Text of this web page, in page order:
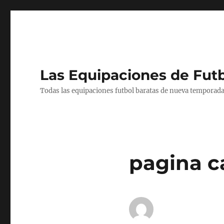
Las Equipaciones de
Todas las equipaciones futbol baratas de nueva
pagina